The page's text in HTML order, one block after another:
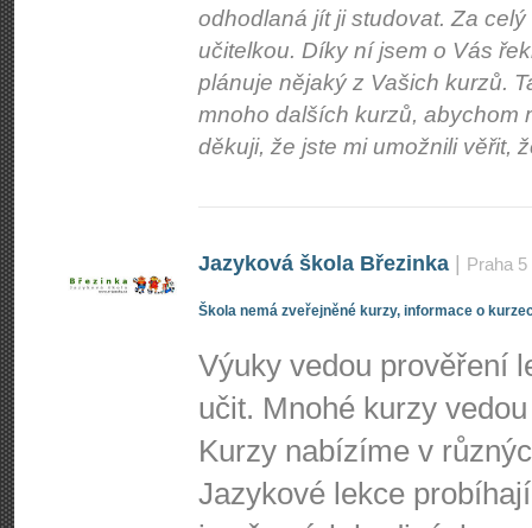
odhodlaná jít ji studovat. Za
učitelkou. Díky ní jsem o Vás
plánuje nějaký z Vašich kurzů.
mnoho dalších kurzů, abychom
děkuji, že jste mi umožnili věřit,
Jazyková škola Březinka Praha 5
Škola nemá zveřejněné kurzy, informace o
Výuky vedou prověření
učit. Mnohé kurzy
Kurzy nabízíme v
Jazykové lekce